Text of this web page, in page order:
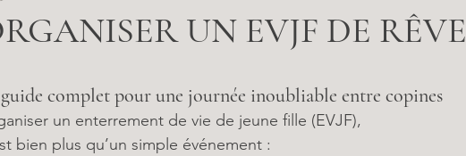
UN EVJF DE RÊVE
complet pour une journée inoubliable entre copines
un enterrement de vie de jeune fille (EVJF),
bien plus qu’un simple événement :